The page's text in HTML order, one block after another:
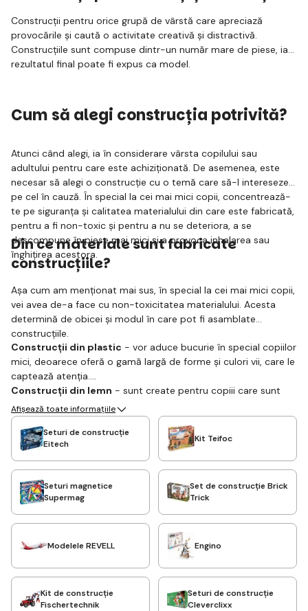
Construcții pentru orice grupă de vârstă care apreciază
provocările și caută o activitate creativă și distractivă.
Construcțiile sunt compuse dintr-un număr mare de piese, iar
rezultatul final poate fi expus ca model.
Cum să alegi construcția potrivită?
Atunci când alegi, ia în considerare vârsta copilului sau
adultului pentru care este achiziționată. De asemenea, este
necesar să alegi o construcție cu o temă care să-l intereseze
pe cel în cauză. În special la cei mai mici copii, concentrează-
te pe siguranța și calitatea materialului din care este fabricată,
pentru a fi non-toxic și pentru a nu se deteriora, a se
descompune în piese mai mici și a provoca inhalarea sau
înghițirea acestora.
Din ce materiale sunt fabricate
construcțiile?
Așa cum am menționat mai sus, în special la cei mai mici copii,
vei avea de-a face cu non-toxicitatea materialului. Acesta
determină de obicei și modul în care pot fi asamblate
construcțiile.
Construcții din plastic - vor aduce bucurie în special copiilor
mici, deoarece oferă o gamă largă de forme și culori vii, care le
captează atenția.
Construcții din lemn - sunt create pentru copiii care sunt
creativi și le place să își creeze propriile modele.
Construcții din metal- cel mai cunoscut reprezentant este
fără îndoială construcția MERKUR, care se asamblează adesea
cu ajutorul piulițelor și șuruburilor, menținându-se strâns unite.
Construcții magnetice- ajută copiii să învețe cum
funcționează legile fizicii, deoarece sunt fabricate din magneți
și permit asamblarea diferitelor forme și construcții.
Afișează toate informațiile
Seturi de construcție
Eitech
Kit Teifoc
Seturi magnetice
Supermag
Set de construcție Brick
Trick
Modelele REVELL Engino
Kit de construcție
Fischertechnik
Seturi de construcție
Cleverclixx